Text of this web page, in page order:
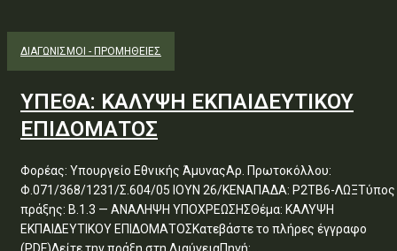
ΔΙΑΓΩΝΙΣΜΟΊ - ΠΡΟΜΉΘΕΙΕΣ
ΥΠΕΘΑ: ΚΑΛΥΨΗ ΕΚΠΑΙΔΕΥΤΙΚΟΥ
ΕΠΙΔΟΜΑΤΟΣ
Φορέας: Υπουργείο Εθνικής ΆμυναςΑρ. Πρωτοκόλλου:
Φ.071/368/1231/Σ.604/05 ΙΟΥΝ 26/ΚΕΝΑΠΑΔΑ: Ρ2ΤΒ6-ΛΩΞΤύπος
πράξης: Β.1.3 — ΑΝΑΛΗΨΗ ΥΠΟΧΡΕΩΣΗΣΘέμα: ΚΑΛΥΨΗ
ΕΚΠΑΙΔΕΥΤΙΚΟΥ ΕΠΙΔΟΜΑΤΟΣΚατεβάστε το πλήρες έγγραφο